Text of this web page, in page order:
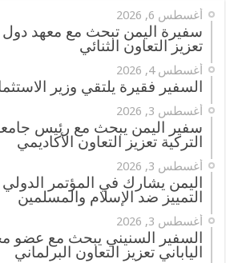
أغسطس 6, 2026
سفيرة اليمن تبحث مع معهد
تعزيز التعاون الثنائي
أغسطس 4, 2026
السفير فقيرة يلتقي وزير
أغسطس 3, 2026
سفير اليمن يبحث مع رئيس
التركية تعزيز التعاون الأكاديمي
أغسطس 3, 2026
اليمن يشارك في المؤتمر الدولي
التمييز ضد الإسلام والمسلمين
أغسطس 3, 2026
السفير السنيني يبحث مع عضو
الياباني تعزيز التعاون البرلماني